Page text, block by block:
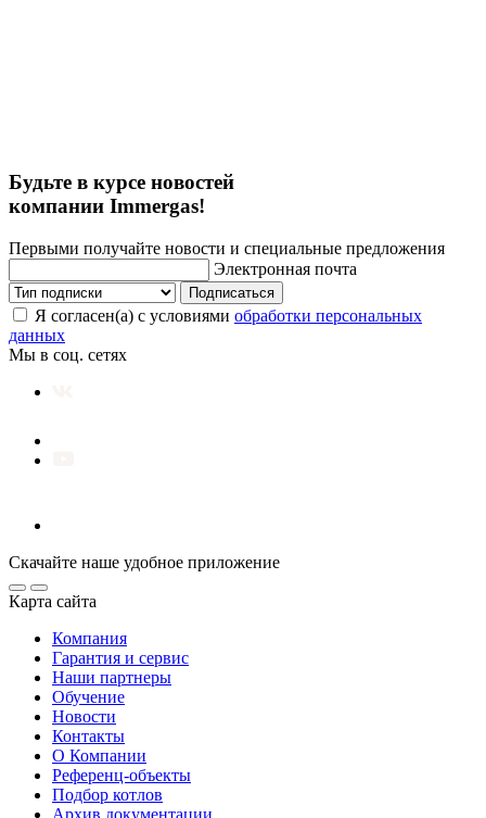
Будьте в курсе новостей
компании Immergas!
Первыми получайте новости и специальные предложения
Электронная почта
Подписаться
Я согласен(а) с условиями обработки персональных
данных
Мы в соц. сетях
Скачайте наше удобное приложение
Карта сайта
Компания
Гарантия и сервис
Наши партнеры
Обучение
Новости
Контакты
О Компании
Референц-объекты
Подбор котлов
Архив документации